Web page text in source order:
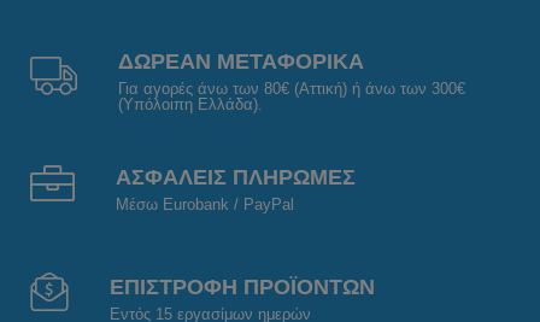
ΔΩΡΕΑΝ ΜΕΤΑΦΟΡΙΚΑ
Για αγορές άνω των 80€ (Αττική) ή άνω των 300€
(Υπόλοιπη Ελλάδα).
ΑΣΦΑΛΕΙΣ ΠΛΗΡΩΜΕΣ
Μέσω Eurobank / PayPal
ΕΠΙΣΤΡΟΦΗ ΠΡΟΪΟΝΤΩΝ
Εντός 15 εργασίμων ημερών